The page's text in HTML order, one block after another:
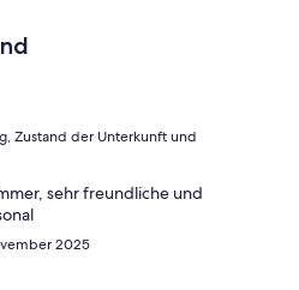
Zustand der Unterkunft und
sehr freundliche und
2025